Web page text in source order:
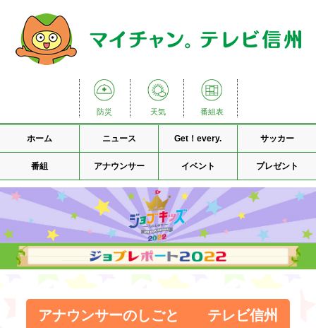
防災 天気 番組表
ホーム ニュース Get！every. サッカー
番組 アナウンサー イベント プレゼント
アナウンサーのしごと テレビ信州